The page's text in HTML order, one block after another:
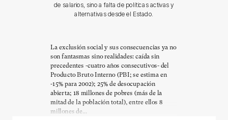
de salarios, sino a falta de políticas activas y
alternativas desde el Estado.
La exclusión social y sus consecuencias ya no
son fantasmas sino realidades: caída sin
precedentes -cuatro años consecutivos- del
Producto Bruto Interno (PBI; se estima en
-15% para 2002); 25% de desocupación
abierta; 18 millones de pobres (más de la
mitad de la población total), entre ellos 8
millones de...